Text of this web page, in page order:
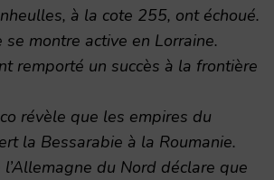
à la cote 255, ont échoué.
montre active en Lorraine.
remporté un succès à la frontière
révèle que les empires du
la Bessarabie à la Roumanie.
du Nord déclare que